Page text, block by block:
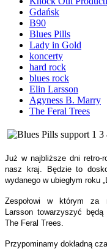
Gdańsk
B90
Blues Pills
Lady in Gold
koncerty
hard rock
blues rock
Elin Larsson
Agyness B. Marry
The Feral Trees
Już w najbliższe dni retro-
nasz kraj. Będzie to
wydanego w ubiegłym roku
Zespołowi w którym za
Larsson towarzyszyć
The Feral Trees.
Przypominamy dokładną